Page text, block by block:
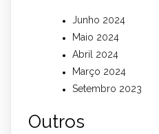
Junho 2024
Maio 2024
Abril 2024
Março 2024
Setembro 2023
Outros